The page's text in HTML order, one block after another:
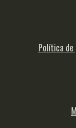
Política de